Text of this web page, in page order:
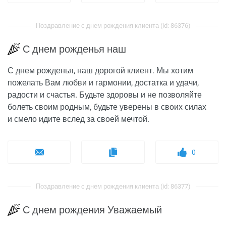
Поздравление с днем рождения клиента (id: 86376)
С днем рожденья наш
С днем рожденья, наш дорогой клиент. Мы хотим
пожелать Вам любви и гармонии, достатка и удачи,
радости и счастья. Будьте здоровы и не позволяйте
болеть своим родным, будьте уверены в своих силах
и смело идите вслед за своей мечтой.
0
Поздравление с днем рождения клиента (id: 86377)
С днем рождения Уважаемый